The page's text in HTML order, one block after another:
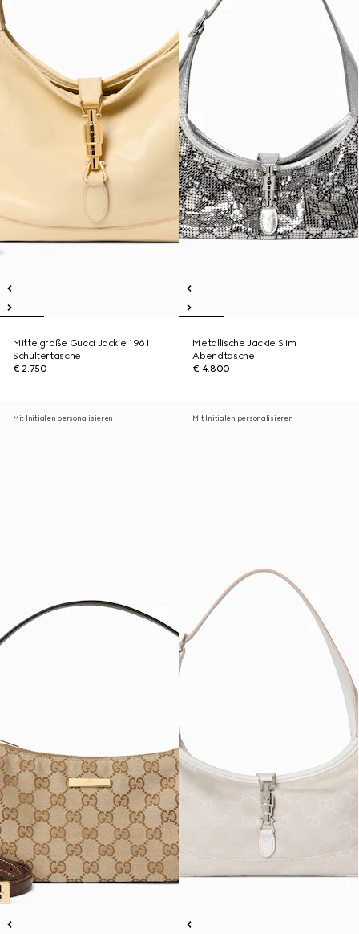
Mittelgroße Gucci Jackie 1961
Schultertasche
€ 2.750
Metallische Jackie Slim
Abendtasche
€ 4.800
Mit Initialen personalisieren Mit Initialen personalisieren